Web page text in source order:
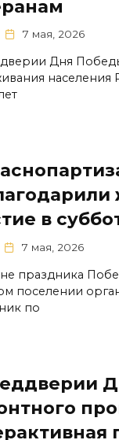
7 мая, 2026
Дня
населения
в
7 мая, 2026
праздника
поселении
по